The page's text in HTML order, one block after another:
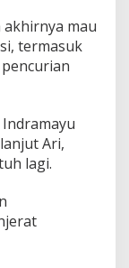
mau
termasuk
Ari,
lagi.